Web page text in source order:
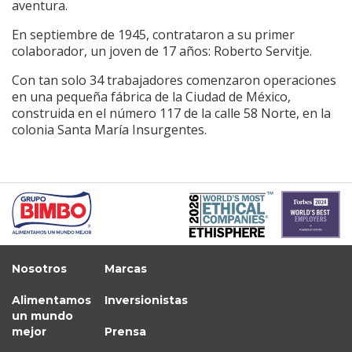
aventura.
En septiembre de 1945, contrataron a su primer
colaborador, un joven de 17 años: Roberto Servitje.
Con tan solo 34 trabajadores comenzaron operaciones
en una pequeña fábrica de la Ciudad de México,
construida en el número 117 de la calle 58 Norte, en la
colonia Santa María Insurgentes.
Nosotros
Alimentamos
un mundo
mejor
Marcas
Inversionistas
Prensa